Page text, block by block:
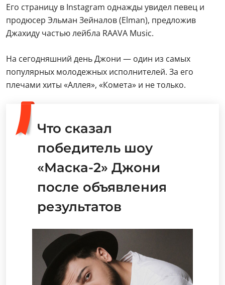
Его страницу в Instagram однажды увидел певец и
продюсер Эльман Зейналов (Elman), предложив
Джахиду частью лейбла RAAVA Music.
На сегодняшний день Джони — один из самых
популярных молодежных исполнителей. За его
плечами хиты «Аллея», «Комета» и не только.
Что сказал
победитель шоу
«Маска-2» Джони
после объявления
результатов